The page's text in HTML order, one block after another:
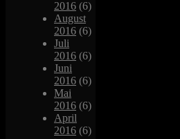
2016 (6)
August
2016 (6)
Juli
2016 (6)
Juni
2016 (6)
Mai
2016 (6)
April
2016 (6)